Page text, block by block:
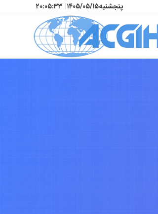
پنجشنبه۱۴۰۵/۰۵/۱۵| ۲۰:۰۵:۳۶